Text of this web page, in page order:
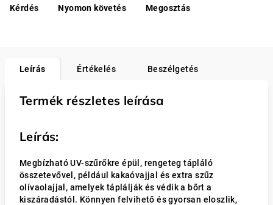
Kérdés Nyomon követés Megosztás
Leírás Értékelés Beszélgetés
Termék részletes leírása
Leírás:
Megbízható UV-szűrőkre épül, rengeteg tápláló
összetevővel, például kakaóvajjal és extra szűz
olívaolajjal, amelyek táplálják és védik a bőrt a
kiszáradástól. Könnyen felvihető és gyorsan eloszlik,